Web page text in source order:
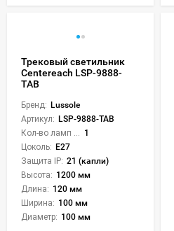
Трековый светильник
Centereach LSP-9888-
TAB
Бренд: Lussole
Артикул: LSP-9888-TAB
1
Цоколь: E27
Защита IP: 21 (капли)
Высота: 1200 мм
Длина: 120 мм
Ширина: 100 мм
Диаметр: 100 мм